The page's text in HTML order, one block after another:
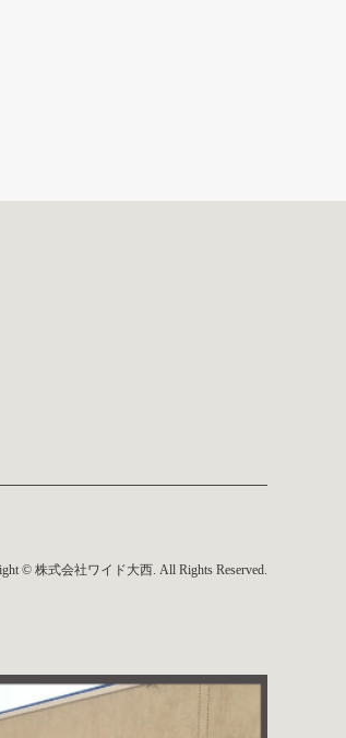
© 株式会社ワイド大西. All Rights Reserved.